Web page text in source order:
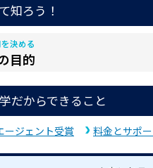
知ろう！
決める
目的
だからできること
ージェント受賞 料金とサポ